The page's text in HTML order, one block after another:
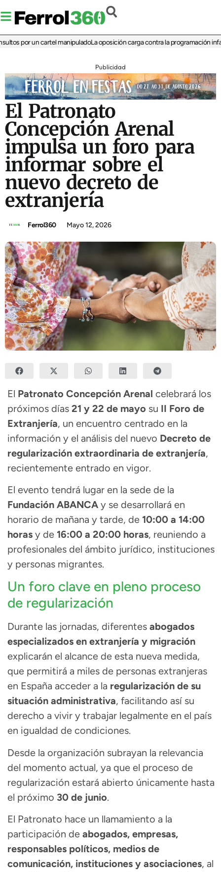
por un cartel manipuladoLa oposición carga contra la programación infantil
Publicidad
El Patronato
Concepción Arenal
impulsa un foro para
informar sobre el
nuevo decreto de
extranjería
Ferrol360 Mayo 12, 2026
El Patronato Concepción Arenal celebrará los
próximos días 21 y 22 de mayo su II Foro de
Extranjería, un encuentro centrado en la
información y el análisis del nuevo Decreto de
regularización extraordinaria de extranjería,
recientemente entrado en vigor.
El evento tendrá lugar en la sede de la
Fundación ABANCA y se desarrollará en
horario de mañana y tarde, de 10:00 a 14:00
horas y de 16:00 a 20:00 horas, reuniendo a
profesionales del ámbito jurídico, instituciones
y personas migrantes.
Un foro clave en pleno proceso
de regularización
Durante las jornadas, diferentes abogados
especializados en extranjería y migración
explicarán el alcance de esta nueva medida,
que permitirá a miles de personas extranjeras
en España acceder a la regularización de su
situación administrativa, facilitando así su
derecho a vivir y trabajar legalmente en el país
en igualdad de condiciones.
Desde la organización subrayan la relevancia
del momento actual, ya que el proceso de
regularización estará abierto únicamente hasta
el próximo 30 de junio.
El Patronato hace un llamamiento a la
participación de abogados, empresas,
responsables políticos, medios de
comunicación, instituciones y asociaciones, al